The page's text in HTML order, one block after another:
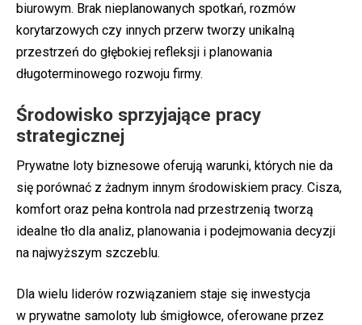
biurowym. Brak nieplanowanych spotkań, rozmów
korytarzowych czy innych przerw tworzy unikalną
przestrzeń do głębokiej refleksji i planowania
długoterminowego rozwoju firmy.
Środowisko sprzyjające pracy
strategicznej
Prywatne loty biznesowe oferują warunki, których nie da
się porównać z żadnym innym środowiskiem pracy. Cisza,
komfort oraz pełna kontrola nad przestrzenią tworzą
idealne tło dla analiz, planowania i podejmowania decyzji
na najwyższym szczeblu.
Dla wielu liderów rozwiązaniem staje się inwestycja
w prywatne samoloty lub śmigłowce, oferowane przez